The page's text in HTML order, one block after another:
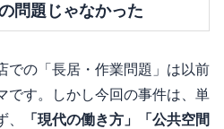
問題じゃなかった
での「長居・作業問題」は以前
です。しかし今回の事件は、単
「現代の働き方」「公共空間